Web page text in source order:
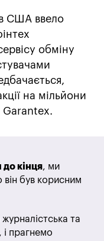
США ввело
обміну
на мільйони
Garantex.
кінця, ми
був корисним
та
і прагнемо